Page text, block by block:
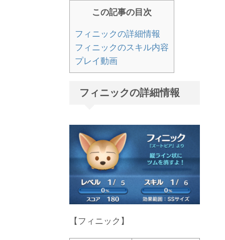
この記事の目次
フィニックの詳細情報
フィニックのスキル内容
プレイ動画
フィニックの詳細情報
【フィニック】